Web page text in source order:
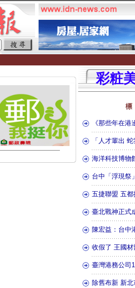
彩粧
《那些年在
「人才輩出
海洋科技博物
台中「浮現祭
五捷聯盟 五
臺北戰神正式
陳宏益：台中
收假了 王國
臺灣港務公司
除舊布新 新